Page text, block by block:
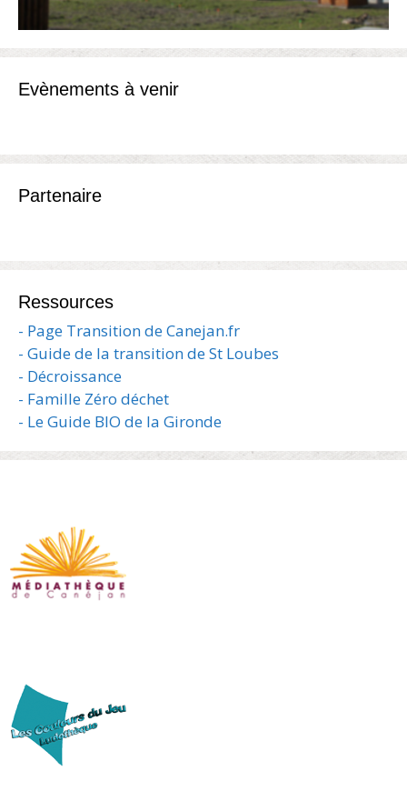
Evènements à venir
Partenaire
Ressources
- Page Transition de Canejan.fr
- Guide de la transition de St Loubes
- Décroissance
- Famille Zéro déchet
- Le Guide BIO de la Gironde